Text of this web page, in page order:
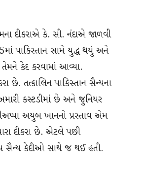
દીકરાએ કે. સી. નંદાએ જાળવી
પાકિસ્તાન સામે યુદ્ધ થયું અને
તેમને કેદ કરવામાં આવ્યા.
છે. તત્કાલિન પાકિસ્તાન સૈન્યના
કસ્ટડીમાં છે અને જુનિયર
અયુબ ખાનનો પ્રસ્તાવ એમ
દીકરા છે. એટલે પછી
સૈન્ય કેદીઓ સાથે જ થઈ હતી.